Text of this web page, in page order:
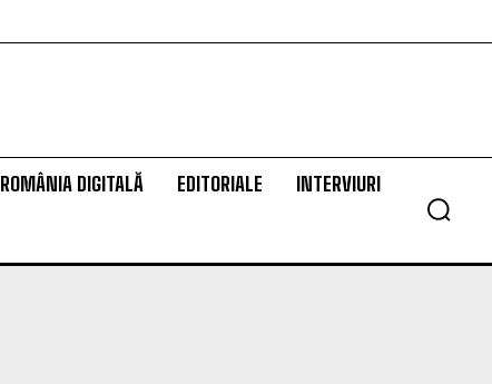
ROMÂNIA DIGITALĂ EDITORIALE INTERVIURI